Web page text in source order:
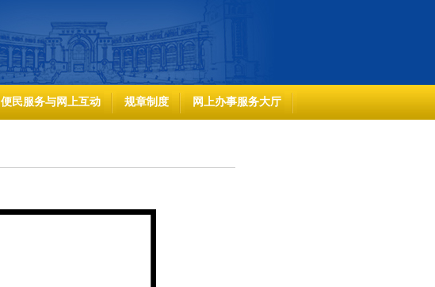
便民服务与网上互动 规章制度 网上办事服务大厅